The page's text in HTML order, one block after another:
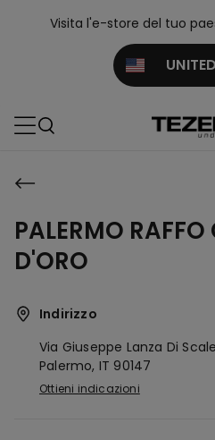
Visita l'e-store del tuo
UNITED
PALERMO
D'ORO
Indirizzo
Via Giuseppe Lanza Di
Palermo, IT 90147
Ottieni indicazioni